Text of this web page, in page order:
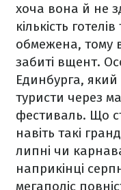
хоча вона й не
кількість
обмежена, тому
забиті вщент.
Единбурга,
туристи через
фестиваль. Що
навіть такі
липні чи
наприкінці
мегаполіс